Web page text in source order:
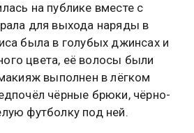
на публике вместе с
для выхода наряды в
была в голубых джинсах и
цвета, её волосы были
выполнен в лёгком
чёрные брюки, чёрно-
футболку под ней.